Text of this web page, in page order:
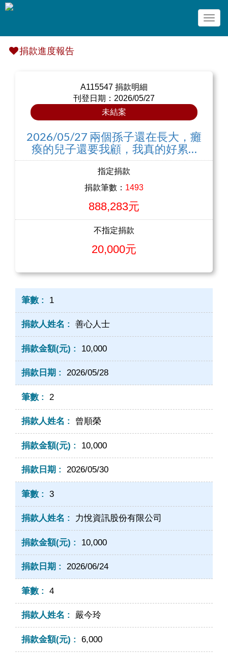
捐款進度報告
A115547 捐款明細
刊登日期：2026/05/27
未結案
2026/05/27 兩個孫子還在長大，癱
瘓的兒子還要我顧，我真的好累…
指定捐款
捐款筆數： 1493
888,283元
不指定捐款
20,000元
1
善心人士
10,000
2026/05/28
2
曾順榮
10,000
2026/05/30
3
力悅資訊股份有限公司
10,000
2026/06/24
4
嚴今玲
6,000